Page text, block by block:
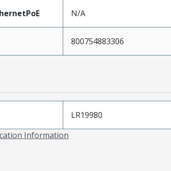
N/A
800754883306
LR19980
Information